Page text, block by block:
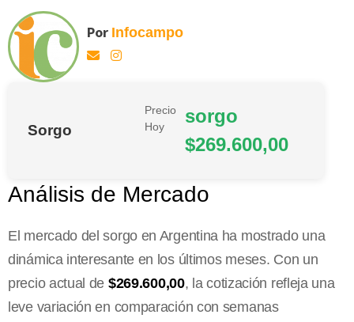
Por Infocampo
Sorgo
Precio
Hoy
sorgo
$269.600,00
Análisis de Mercado
El mercado del sorgo en Argentina ha mostrado una
dinámica interesante en los últimos meses. Con un
precio actual de $269.600,00, la cotización refleja una
leve variación en comparación con semanas